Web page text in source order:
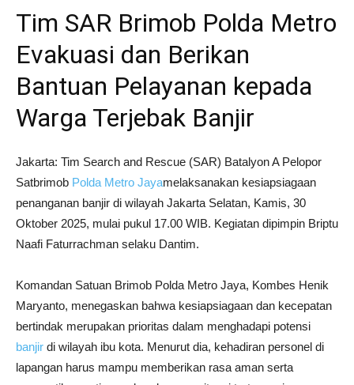
Tim SAR Brimob Polda Metro
Evakuasi dan Berikan
Bantuan Pelayanan kepada
Warga Terjebak Banjir
Jakarta: Tim Search and Rescue (SAR) Batalyon A Pelopor
Satbrimob Polda Metro Jayamelaksanakan kesiapsiagaan
penanganan banjir di wilayah Jakarta Selatan, Kamis, 30
Oktober 2025, mulai pukul 17.00 WIB. Kegiatan dipimpin Briptu
Naafi Faturrachman selaku Dantim.
Komandan Satuan Brimob Polda Metro Jaya, Kombes Henik
Maryanto, menegaskan bahwa kesiapsiagaan dan kecepatan
bertindak merupakan prioritas dalam menghadapi potensi
banjir di wilayah ibu kota. Menurut dia, kehadiran personel di
lapangan harus mampu memberikan rasa aman serta